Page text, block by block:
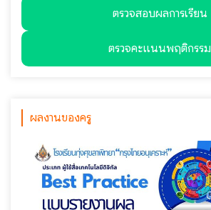
ตรวจสอบผลการเรียน
ตรวจคะแนนพฤติกรรม
ผลงานของครู